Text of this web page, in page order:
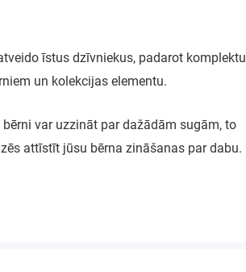
īstus dzīvniekus, padarot komplektu
un kolekcijas elementu.
var uzzināt par dažādām sugām, to
attīstīt jūsu bērna zināšanas par dabu.